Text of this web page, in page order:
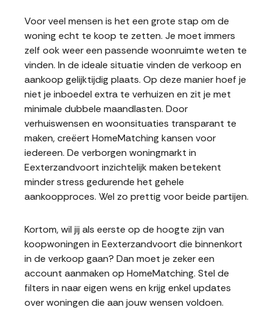
Voor veel mensen is het een grote stap om de
woning echt te koop te zetten. Je moet immers
zelf ook weer een passende woonruimte weten te
vinden. In de ideale situatie vinden de verkoop en
aankoop gelijktijdig plaats. Op deze manier hoef je
niet je inboedel extra te verhuizen en zit je met
minimale dubbele maandlasten. Door
verhuiswensen en woonsituaties transparant te
maken, creëert HomeMatching kansen voor
iedereen. De verborgen woningmarkt in
Eexterzandvoort inzichtelijk maken betekent
minder stress gedurende het gehele
aankoopproces. Wel zo prettig voor beide partijen.
Kortom, wil jij als eerste op de hoogte zijn van
koopwoningen in Eexterzandvoort die binnenkort
in de verkoop gaan? Dan moet je zeker een
account aanmaken op HomeMatching. Stel de
filters in naar eigen wens en krijg enkel updates
over woningen die aan jouw wensen voldoen.